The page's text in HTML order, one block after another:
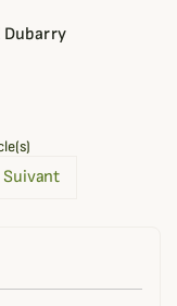
Dubarry
Suivant